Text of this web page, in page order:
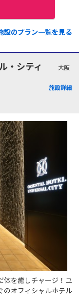
設のプラン一覧を見る
・シティ
大阪
施設詳細
体を癒しチャージ！ユ
のオフィシャルホテル